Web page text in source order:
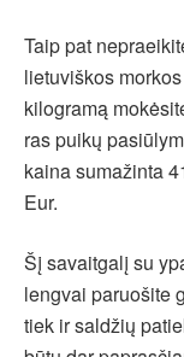
Taip pat
lietuviškos
kilogramą
ras puikų
kaina sumažinta
Eur.
Šį savaitgalį su
lengvai paruošite
tiek ir saldžių